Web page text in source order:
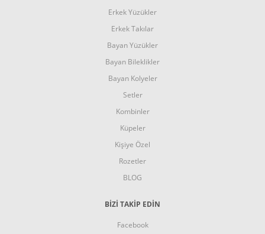
Erkek Yüzükler
Erkek Takılar
Bayan Yüzükler
Bayan Bileklikler
Bayan Kolyeler
Setler
Kombinler
Küpeler
Kişiye Özel
Rozetler
BLOG
BİZİ TAKİP EDİN
Facebook